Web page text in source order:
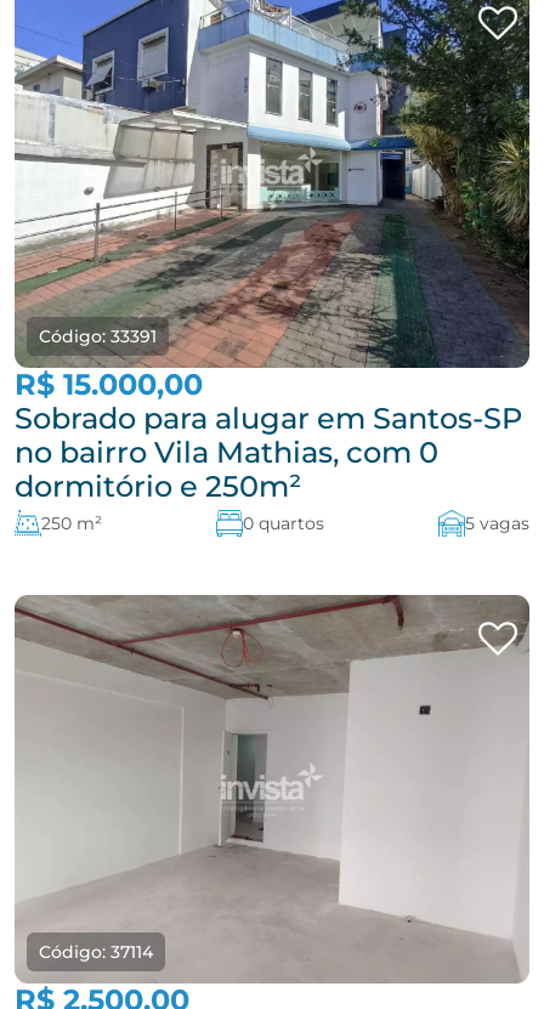
Código: 33391
R$ 15.000,00
Sobrado para alugar em Santos-SP
no bairro Vila Mathias, com 0
dormitório e 250m²
250 m² 0 quartos 5 vagas
Código: 37114
R$ 2.500,00